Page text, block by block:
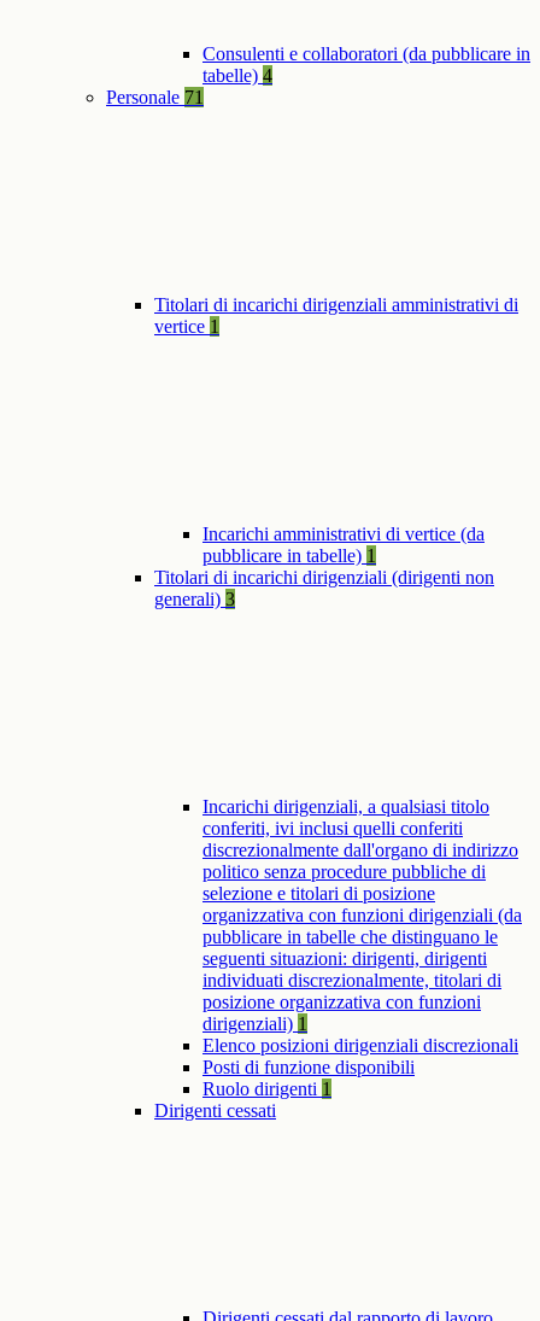
Consulenti e collaboratori (da pubblicare in
tabelle) 4
Personale 71
Titolari di incarichi dirigenziali amministrativi di
vertice 1
Incarichi amministrativi di vertice (da
pubblicare in tabelle) 1
Titolari di incarichi dirigenziali (dirigenti non
generali) 3
Incarichi dirigenziali, a qualsiasi titolo
conferiti, ivi inclusi quelli conferiti
discrezionalmente dall'organo di indirizzo
politico senza procedure pubbliche di
selezione e titolari di posizione
organizzativa con funzioni dirigenziali (da
pubblicare in tabelle che distinguano le
seguenti situazioni: dirigenti, dirigenti
individuati discrezionalmente, titolari di
posizione organizzativa con funzioni
dirigenziali) 1
Elenco posizioni dirigenziali discrezionali
Posti di funzione disponibili
Ruolo dirigenti 1
Dirigenti cessati